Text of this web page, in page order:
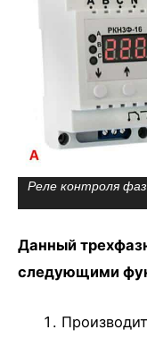
Реле контроля
Данный
следующими